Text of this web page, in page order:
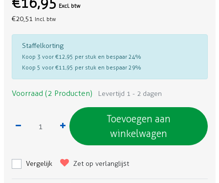
Excl. btw
€20,51 Incl. btw
Staffelkorting
Koop 3 voor €12,95 per stuk en bespaar 24%
Koop 5 voor €11,95 per stuk en bespaar 29%
Voorraad (2 Producten) Levertijd 1 - 2 dagen
Toevoegen aan
winkelwagen
Vergelijk Zet op verlanglijst